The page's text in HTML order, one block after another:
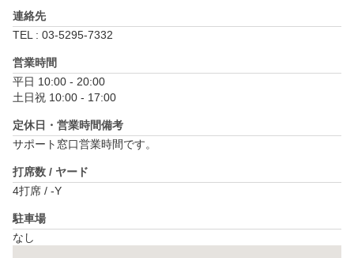
連絡先
TEL : 03-5295-7332
営業時間
平日 10:00 - 20:00
土日祝 10:00 - 17:00
定休日・営業時間備考
サポート窓口営業時間です。
打席数 / ヤード
4打席 / -Y
駐車場
なし